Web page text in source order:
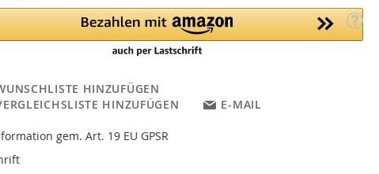
HINZUFÜGEN
HINZUFÜGEN
E-MAIL
gem. Art. 19 EU GPSR